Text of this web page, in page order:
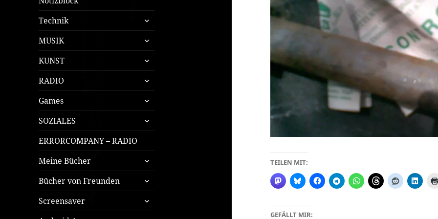
Technik
untermenü
öffnen
MUSIK
untermenü
öffnen
KUNST
untermenü
öffnen
RADIO
untermenü
öffnen
Games
untermenü
öffnen
SOZIALES
untermenü
öffnen
ERRORCOMPANY – RADIO
Meine Bücher
untermenü
öffnen
Bücher von Freunden
untermenü
öffnen
Screensaver
untermenü
öffnen
TEILEN MIT:
GEFÄLLT MIR: